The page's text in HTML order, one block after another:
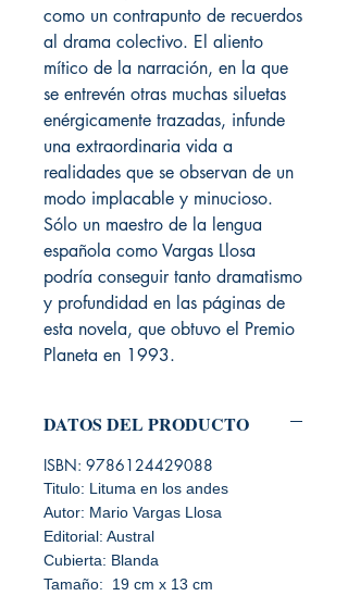
como un contrapunto de recuerdos
al drama colectivo. El aliento
mítico de la narración, en la que
se entrevén otras muchas siluetas
enérgicamente trazadas, infunde
una extraordinaria vida a
realidades que se observan de un
modo implacable y minucioso.
Sólo un maestro de la lengua
española como Vargas Llosa
podría conseguir tanto dramatismo
y profundidad en las páginas de
esta novela, que obtuvo el Premio
Planeta en 1993.
DATOS DEL PRODUCTO
ISBN: 9786124429088
Titulo: Lituma en los andes
Autor: Mario Vargas Llosa
Editorial: Austral
Cubierta: Blanda
Tamaño: 19 cm x 13 cm